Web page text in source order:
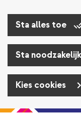
Sta alles toe
Sta
Kies cookies
Overslaan